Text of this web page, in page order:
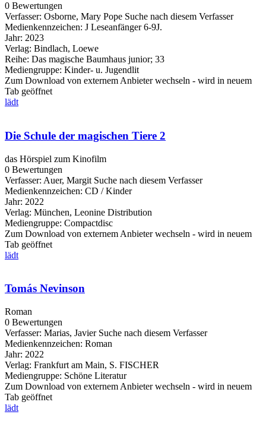
0 Bewertungen
Verfasser: Osborne, Mary Pope Suche nach diesem Verfasser
Medienkennzeichen: J Leseanfänger 6-9J.
Jahr: 2023
Verlag: Bindlach, Loewe
Reihe: Das magische Baumhaus junior; 33
Mediengruppe: Kinder- u. Jugendlit
Zum Download von externem Anbieter wechseln - wird in neuem
Tab geöffnet
lädt
Die Schule der magischen Tiere 2
das Hörspiel zum Kinofilm
0 Bewertungen
Verfasser: Auer, Margit Suche nach diesem Verfasser
Medienkennzeichen: CD / Kinder
Jahr: 2022
Verlag: München, Leonine Distribution
Mediengruppe: Compactdisc
Zum Download von externem Anbieter wechseln - wird in neuem
Tab geöffnet
lädt
Tomás Nevinson
Roman
0 Bewertungen
Verfasser: Marias, Javier Suche nach diesem Verfasser
Medienkennzeichen: Roman
Jahr: 2022
Verlag: Frankfurt am Main, S. FISCHER
Mediengruppe: Schöne Literatur
Zum Download von externem Anbieter wechseln - wird in neuem
Tab geöffnet
lädt